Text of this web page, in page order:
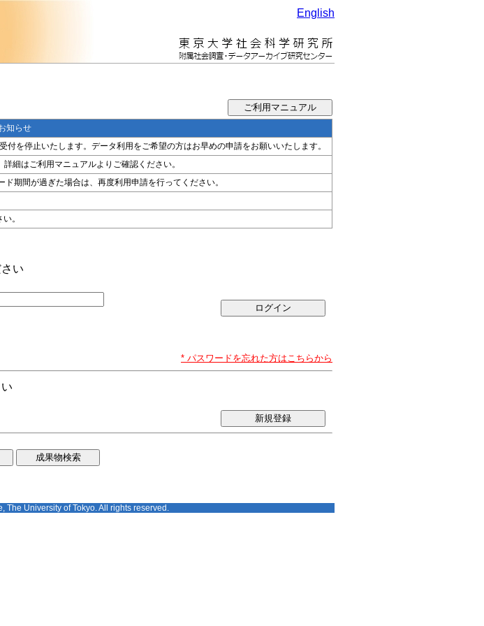
English
知らせ
を停止いたします。データ利用をご希望の方はお早めの申請をお願いいたします。
細はご利用マニュアルよりご確認ください。
期間が過ぎた場合は、再度利用申請を行ってください。
。
い
* パスワードを忘れた方はこちらから
新規登録
The University of Tokyo. All rights reserved.